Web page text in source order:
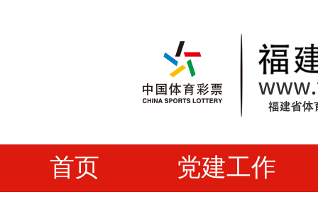
首页 党建工作